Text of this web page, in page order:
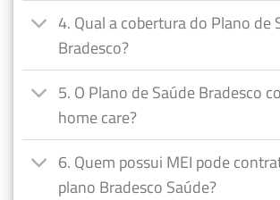
4. Qual a cobertura do Plano de
Bradesco?
5. O Plano de Saúde Bradesco
home care?
6. Quem possui MEI pode
plano Bradesco Saúde?